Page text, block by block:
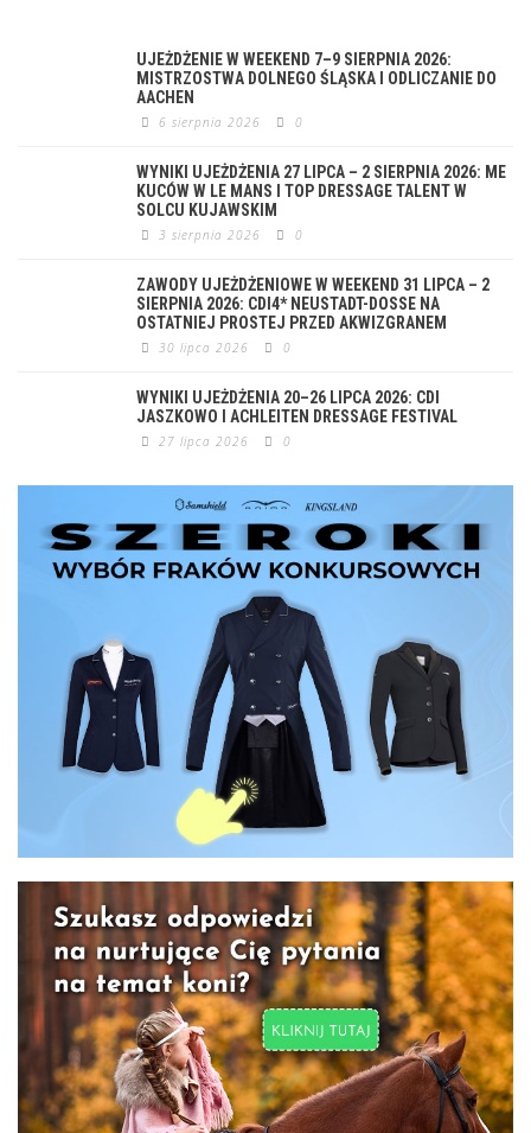
UJEŻDŻENIE W WEEKEND 7–9 SIERPNIA 2026:
MISTRZOSTWA DOLNEGO ŚLĄSKA I ODLICZANIE DO
AACHEN
6 sierpnia 2026 0
WYNIKI UJEŻDŻENIA 27 LIPCA – 2 SIERPNIA 2026: ME
KUCÓW W LE MANS I TOP DRESSAGE TALENT W
SOLCU KUJAWSKIM
3 sierpnia 2026 0
ZAWODY UJEŻDŻENIOWE W WEEKEND 31 LIPCA – 2
SIERPNIA 2026: CDI4* NEUSTADT-DOSSE NA
OSTATNIEJ PROSTEJ PRZED AKWIZGRANEM
30 lipca 2026 0
WYNIKI UJEŻDŻENIA 20–26 LIPCA 2026: CDI
JASZKOWO I ACHLEITEN DRESSAGE FESTIVAL
27 lipca 2026 0